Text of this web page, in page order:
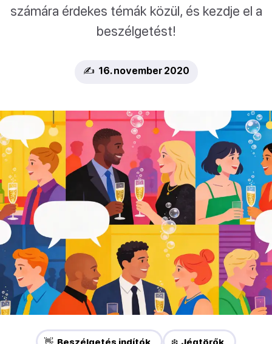
számára érdekes témák közül, és kezdje el a
beszélgetést!
✍️ 16. november 2020
👋 Beszélgetés indítók ❄️ Jégtörők